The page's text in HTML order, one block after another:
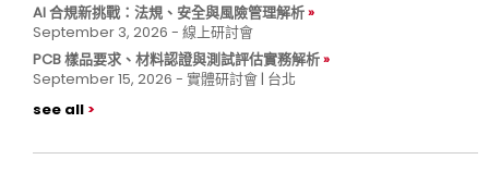
AI 合規新挑戰：法規、安全與風險管理解析
September 3, 2026 - 線上研討會
PCB 樣品要求、材料認證與測試評估實務解析
September 15, 2026 - 實體研討會 | 台北
see all